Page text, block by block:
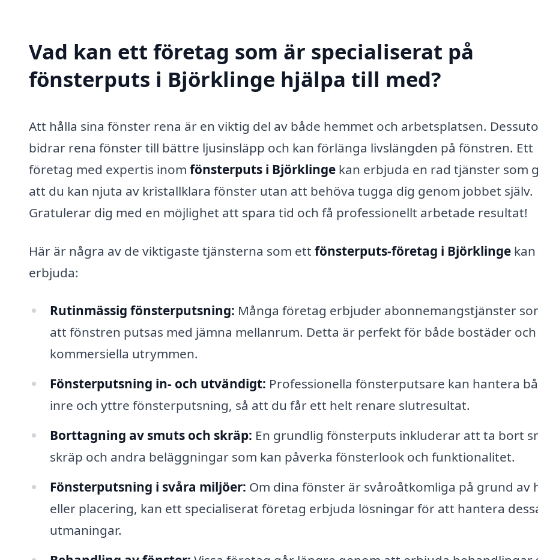
Vad kan ett företag som är specialiserat på
fönsterputs i Björklinge hjälpa till med?
Att hålla sina fönster rena är en viktig del av både hemmet och arbetsplatsen.
bidrar rena fönster till bättre ljusinsläpp och kan förlänga livslängden på fönstren. Ett
företag med expertis inom fönsterputs i Björklinge kan erbjuda en rad tjänster som
att du kan njuta av kristallklara fönster utan att behöva tugga dig genom jobbet själv.
Gratulerar dig med en möjlighet att spara tid och få professionellt arbetade resultat!
Här är några av de viktigaste tjänsterna som ett fönsterputs-företag i Björklinge kan
erbjuda:
Rutinmässig fönsterputsning: Många företag erbjuder abonnemangstjänster
att fönstren putsas med jämna mellanrum. Detta är perfekt för både bostäder och
kommersiella utrymmen.
Fönsterputsning in- och utvändigt: Professionella fönsterputsare kan hantera
inre och yttre fönsterputsning, så att du får ett helt renare slutresultat.
Borttagning av smuts och skräp: En grundlig fönsterputs inkluderar att ta bort
skräp och andra beläggningar som kan påverka fönsterlook och funktionalitet.
Fönsterputsning i svåra miljöer: Om dina fönster är svåroåtkomliga på grund av
eller placering, kan ett specialiserat företag erbjuda lösningar för att hantera
utmaningar.